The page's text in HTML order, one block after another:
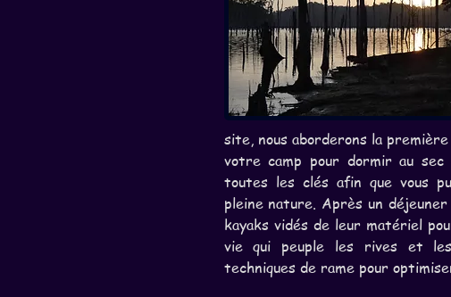
site, nous aborderons la
votre camp pour dormir au
toutes les clés afin que vous
pleine nature. Après un
kayaks vidés de leur matériel
vie qui peuple les rives et
techniques de rame pour